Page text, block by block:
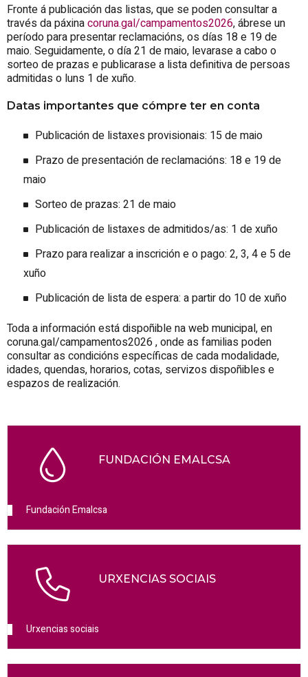
Fronte á publicación das listas, que se poden consultar a
través da páxinacoruna.gal/campamentos2026, ábrese un
período para presentar reclamacións, os días 18 e 19 de
maio. Seguidamente, o día 21 de maio, levarase a cabo o
sorteo de prazas e publicarase a lista definitiva de persoas
admitidas o luns 1 de xuño.
Datas importantes que cómpre ter en conta
Publicación de listaxes provisionais: 15 de maio
Prazo de presentación de reclamacións: 18 e 19 de
maio
Sorteo de prazas: 21 de maio
Publicación de listaxes de admitidos/as: 1 de xuño
Prazo para realizar a inscrición e o pago: 2, 3, 4 e 5 de
xuño
Publicación de lista de espera: a partir do 10 de xuño
Toda a información está dispoñible na web municipal, en
coruna.gal/campamentos2026 , onde as familias poden
consultar as condicións específicas de cada modalidade,
idades, quendas, horarios, cotas, servizos dispoñibles e
espazos de realización.
FUNDACIÓN EMALCSA
Fundación Emalcsa
URXENCIAS SOCIAIS
Urxencias sociais